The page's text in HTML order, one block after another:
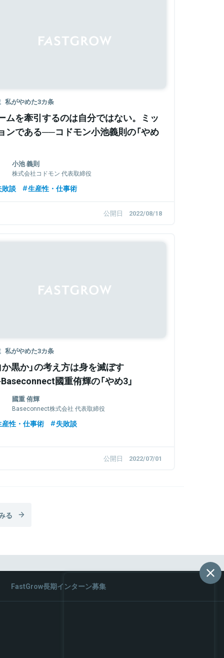
私がやめた3カ条
ムを牽引するのは自分ではない。ミッ
ンである──コドモン小池義則の「やめ
小池 義則
株式会社コドモン 代表取締役
敗談 生産性・仕事術
公開日 2022/08/18
私がやめた3カ条
か黒か」の考え方は身を滅ぼす
國重侑輝の「やめ3」
國重 侑輝
Baseconnect株式会社 代表取締役
産性・仕事術 失敗談
公開日 2022/07/01
る
FastGrow長期インターン募集